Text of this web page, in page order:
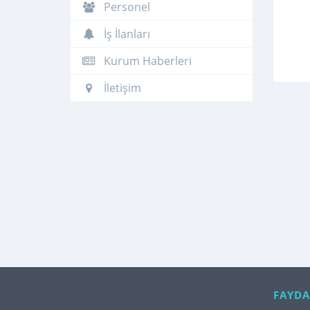
Personel
İş İlanları
Kurum Haberleri
İletişim